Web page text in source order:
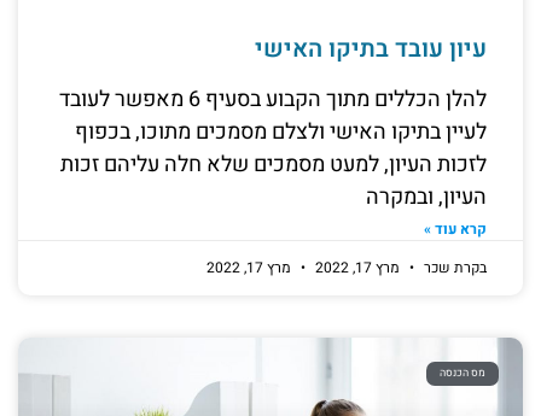
עיון עובד בתיקו האישי
להלן הכללים מתוך הקבוע בסעיף 6 מאפשר לעובד
לעיין בתיקו האישי ולצלם מסמכים מתוכו, בכפוף
לזכות העיון, למעט מסמכים שלא חלה עליהם זכות
העיון, ובמקרה
קרא עוד »
בקרת שכר
מרץ 17, 2022 מרץ 17, 2022
מס הכנסה